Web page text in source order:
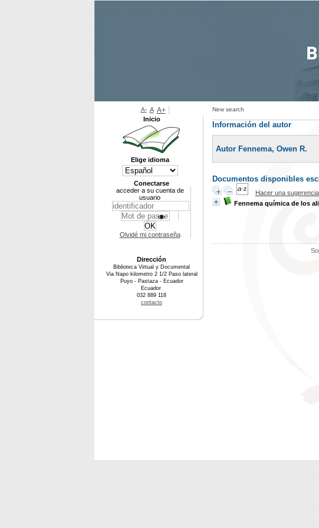
New search
Información del autor
Autor Fennema, Owen R.
Documentos disponibles
Hacer una sugerencia
Fennema química de los
A- A A+
Inicio
Elige idioma
Conectarse
acceder a su cuenta de
usuario
Olvidé mi contraseña
Dirección
Biblioteca Virtual y Documental
Via Napo kilometro 2 1/2 Paso lateral
Puyo - Pastaza - Ecuador
Ecuador
032 889 118
contacto